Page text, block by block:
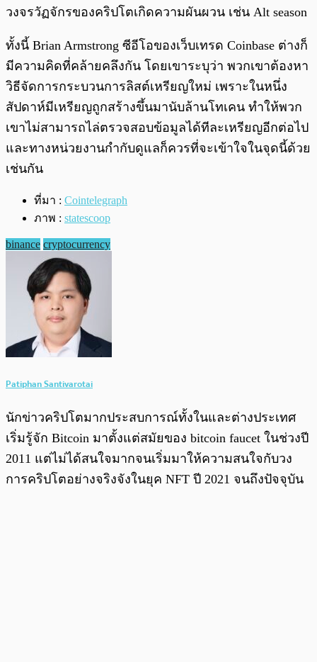
วงจรวัฏจักรของคริปโตเกิดความผันผวน เช่น Alt season
ทั้งนี้ Brian Armstrong ซีอีโอของเว็บเทรด Coinbase ต่างก็
มีความคิดที่คล้ายคลึงกัน โดยเขาระบุว่า พวกเขาต้องหา
วิธีจัดการกระบวนการลิสต์เหรียญใหม่ เพราะในหนึ่ง
สัปดาห์มีเหรียญถูกสร้างขึ้นมานับล้านโทเคน ทำให้พวก
เขาไม่สามารถไล่ตรวจสอบข้อมูลได้ทีละเหรียญอีกต่อไป
และทางหน่วยงานกำกับดูแลก็ควรที่จะเข้าใจในจุดนี้ด้วย
เช่นกัน
ที่มา : Cointelegraph
ภาพ : statescoop
binance cryptocurrency
Patiphan Santivarotai
นักข่าวคริปโตมากประสบการณ์ทั้งในและต่างประเทศ
เริ่มรู้จัก Bitcoin มาตั้งแต่สมัยของ bitcoin faucet ในช่วงปี
2011 แต่ไม่ได้สนใจมากจนเริ่มมาให้ความสนใจกับวง
การคริปโตอย่างจริงจังในยุค NFT ปี 2021 จนถึงปัจจุบัน